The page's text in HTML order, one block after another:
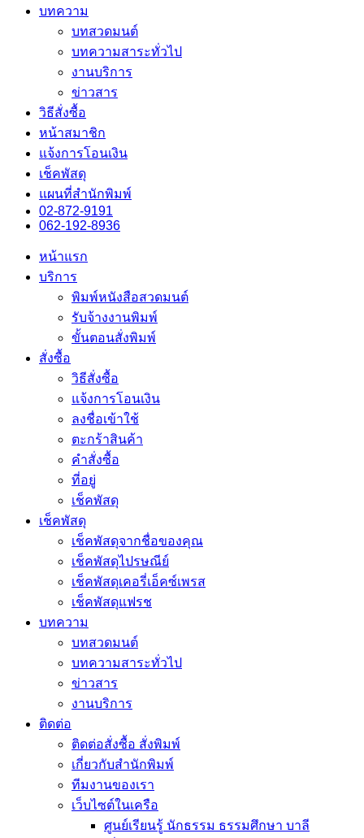
บทความ
บทสวดมนต์
บทความสาระทั่วไป
งานบริการ
ข่าวสาร
วิธีสั่งซื้อ
หน้าสมาชิก
แจ้งการโอนเงิน
เช็คพัสดุ
แผนที่สำนักพิมพ์
02-872-9191
062-192-8936
หน้าแรก
บริการ
พิมพ์หนังสือสวดมนต์
รับจ้างงานพิมพ์
ขั้นตอนสั่งพิมพ์
สั่งซื้อ
วิธีสั่งซื้อ
แจ้งการโอนเงิน
ลงชื่อเข้าใช้
ตะกร้าสินค้า
คำสั่งซื้อ
ที่อยู่
เช็คพัสดุ
เช็คพัสดุ
เช็คพัสดุจากชื่อของคุณ
เช็คพัสดุไปรษณีย์
เช็คพัสดุเคอรี่เอ็คซ์เพรส
เช็คพัสดุแฟรช
บทความ
บทสวดมนต์
บทความสาระทั่วไป
ข่าวสาร
งานบริการ
ติดต่อ
ติดต่อสั่งซื้อ สั่งพิมพ์
เกี่ยวกับสำนักพิมพ์
ทีมงานของเรา
เว็บไซต์ในเครือ
ศูนย์เรียนรู้ นักธรรม ธรรมศึกษา บาลี